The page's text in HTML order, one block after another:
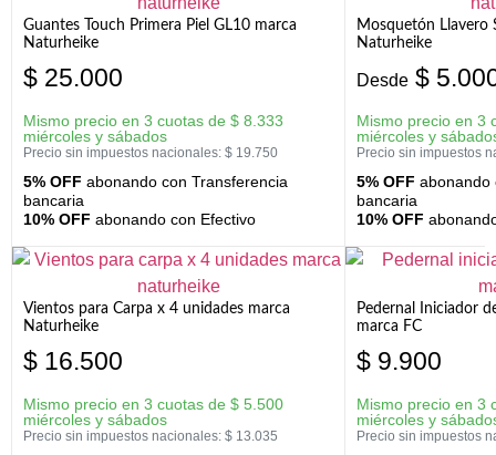
Guantes Touch Primera Piel GL10 marca
Naturheike
$ 25.000
Mismo precio en 3 cuotas de $ 8.333
miércoles y sábados
Precio sin impuestos nacionales: $ 19.750
5% OFF abonando con Transferencia
bancaria
10% OFF abonando con Efectivo
Mosquetón Llavero
Naturheike
Desde $
Mismo precio en 3
miércoles y
Precio sin impuestos
5% OFF abonando
bancaria
10% OFF
Vientos para Carpa x 4 unidades marca
Naturheike
$ 16.500
Mismo precio en 3 cuotas de $ 5.500
miércoles y sábados
Precio sin impuestos nacionales: $ 13.035
Pedernal Iniciador
marca FC
$ 9.900
Mismo precio en 3
miércoles y
Precio sin impuestos